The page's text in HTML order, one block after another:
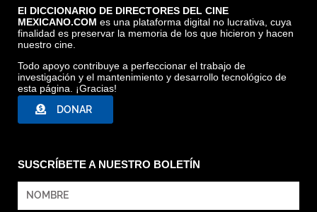
El DICCIONARIO DE DIRECTORES DEL CINE
MEXICANO.COM es una plataforma digital no lucrativa, cuya
finalidad es preservar la memoria de los que hicieron y hacen
nuestro cine.
Todo apoyo contribuye a perfeccionar el trabajo de
investigación y el mantenimiento y desarrollo tecnológico de
esta página. ¡Gracias!
DONAR
SUSCRÍBETE A NUESTRO BOLETÍN